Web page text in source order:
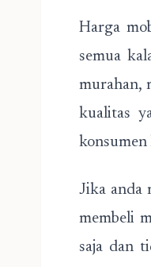
Harga
semua
murahan,
kualitas
Jika anda
membeli
saja dan